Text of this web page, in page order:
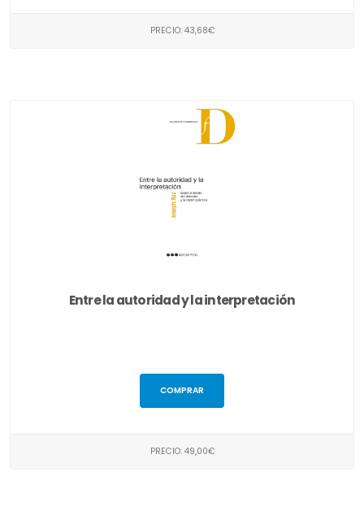
PRECIO: 43,68€
Entre la autoridad y la interpretación
COMPRAR
PRECIO: 49,00€